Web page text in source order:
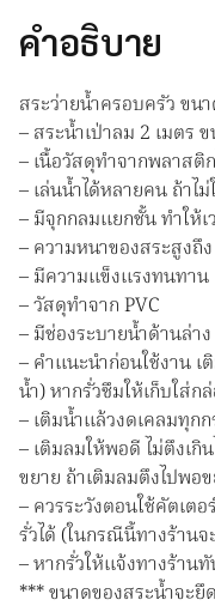
สระ
เป่า
2
เมตร
2
ชั้น
ขนาด
ครอบครัว**พร้อม
ส่ง**
ค่า
ส่ง
ถูก
ชิ้น
คำอธิบาย
สระว่ายน้ำครอบครัว ขน
– สระน้ำเป่าลม 2 เมตร
– เนื้อวัสดุทำจากพลาสติ
– เล่นน้ำได้หลายคน ถ้าไ
– มีจุกกลมแยกชั้น ทำให้
– ความหนาของสระสูงถึ
– มีความแข็งแรงทนทาน
– วัสดุทำจาก PVC
– มีช่องระบายน้ำด้านล่า
– คำแนะนำก่อนใช้งาน เ
น้ำ) หากรั่วซึมให้เก็บใส่
– เติมน้ำแล้วงดเคลมทุก
– เติมลมให้พอดี ไม่ตึงเกิ
ขยาย ถ้าเติมลมตึงไปพอ
– ควรระวังตอนใช้คัตเต
รั่วได้ (ในกรณีนี้ทางร้านจ
– หากรั่วให้แจ้งทางร้าน
*** ขนาดของสระน้ำจะ